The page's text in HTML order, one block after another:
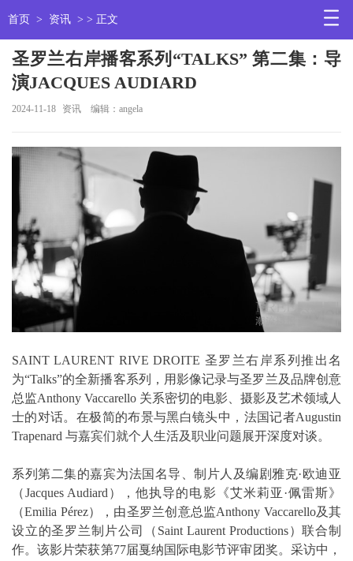
首页 > 资讯 > > 正文
圣罗兰右岸播客系列“TALKS” 第二集：导
演JACQUES AUDIARD
2024-11-18 资讯 编辑：angela
SAINT LAURENT RIVE DROITE 圣罗兰右岸系列推出名
为“Talks”的全新播客系列，用影像记录与圣罗兰及品牌创意
总监Anthony Vaccarello 关系密切的电影、摄影及艺术领域人
士的对话。在极简的布景与黑白镜头中，法国记者Augustin
Trapenard 与嘉宾们就个人生活及职业问题展开深度对谈。
系列第二集的嘉宾为法国名导、制片人及编剧雅克·欧迪亚
（Jacques Audiard），他执导的电影《艾米莉亚·佩雷斯》
（Emilia Pérez），由圣罗兰创意总监Anthony Vaccarello及其
设立的圣罗兰制片公司（Saint Laurent Productions）联合制
作。该影片荣获第77届戛纳国际电影节评审团奖。采访中，